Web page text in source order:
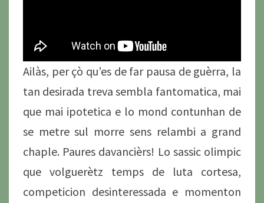
Ailàs, per çò qu’es de far pausa de guèrra, la
tan desirada treva sembla fantomatica, mai
que mai ipotetica e lo mond contunhan de
se metre sul morre sens relambi a grand
chaple. Paures davancièrs! Lo sassic olimpic
que volguerètz temps de luta cortesa,
competicion desinteressada e momenton